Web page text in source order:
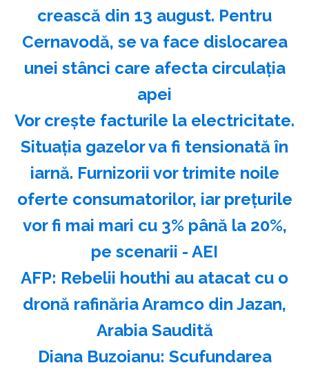
crească din 13 august. Pentru
Cernavodă, se va face dislocarea
unei stânci care afecta circulația
apei
Vor crește facturile la electricitate.
Situația gazelor va fi tensionată în
iarnă. Furnizorii vor trimite noile
oferte consumatorilor, iar prețurile
vor fi mai mari cu 3% până la 20%,
pe scenarii - AEI
AFP: Rebelii houthi au atacat cu o
dronă rafinăria Aramco din Jazan,
Arabia Saudită
Diana Buzoianu: Scufundarea